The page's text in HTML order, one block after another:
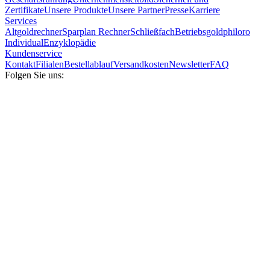
ZertifikateUnsere ProdukteUnsere PartnerPresseKarriere
Services
AltgoldrechnerSparplan RechnerSchließfachBetriebsgoldphiloro
IndividualEnzyklopädie
Kundenservice
KontaktFilialenBestellablaufVersandkostenNewsletterFAQ
Folgen Sie uns: